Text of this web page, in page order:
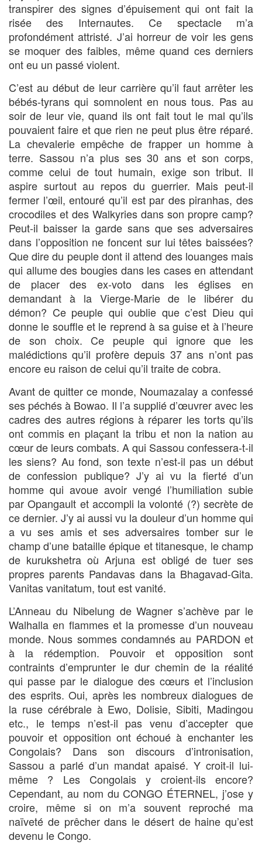
transpirer des signes d’épuisement qui ont fait la
risée des Internautes. Ce spectacle m’a
profondément attristé. J’ai horreur de voir les gens
se moquer des faibles, même quand ces derniers
ont eu un passé violent.
C’est au début de leur carrière qu’il faut arrêter les
bébés-tyrans qui somnolent en nous tous. Pas au
soir de leur vie, quand ils ont fait tout le mal qu’ils
pouvaient faire et que rien ne peut plus être réparé.
La chevalerie empêche de frapper un homme à
terre. Sassou n’a plus ses 30 ans et son corps,
comme celui de tout humain, exige son tribut. Il
aspire surtout au repos du guerrier. Mais peut-il
fermer l’œil, entouré qu’il est par des piranhas, des
crocodiles et des Walkyries dans son propre camp?
Peut-il baisser la garde sans que ses adversaires
dans l’opposition ne foncent sur lui têtes baissées?
Que dire du peuple dont il attend des louanges mais
qui allume des bougies dans les cases en attendant
de placer des ex-voto dans les églises en
demandant à la Vierge-Marie de le libérer du
démon? Ce peuple qui oublie que c’est Dieu qui
donne le souffle et le reprend à sa guise et à l’heure
de son choix. Ce peuple qui ignore que les
malédictions qu’il profère depuis 37 ans n’ont pas
encore eu raison de celui qu’il traite de cobra.
Avant de quitter ce monde, Noumazalay a confessé
ses péchés à Bowao. Il l’a supplié d’œuvrer avec les
cadres des autres régions à réparer les torts qu’ils
ont commis en plaçant la tribu et non la nation au
cœur de leurs combats. A qui Sassou confessera-t-il
les siens? Au fond, son texte n’est-il pas un début
de confession publique? J’y ai vu la fierté d’un
homme qui avoue avoir vengé l’humiliation subie
par Opangault et accompli la volonté (?) secrète de
ce dernier. J’y ai aussi vu la douleur d’un homme qui
a vu ses amis et ses adversaires tomber sur le
champ d’une bataille épique et titanesque, le champ
de kurukshetra où Arjuna est obligé de tuer ses
propres parents Pandavas dans la Bhagavad-Gita.
Vanitas vanitatum, tout est vanité.
L’Anneau du Nibelung de Wagner s’achève par le
Walhalla en flammes et la promesse d’un nouveau
monde. Nous sommes condamnés au PARDON et
à la rédemption. Pouvoir et opposition sont
contraints d’emprunter le dur chemin de la réalité
qui passe par le dialogue des cœurs et l’inclusion
des esprits. Oui, après les nombreux dialogues de
la ruse cérébrale à Ewo, Dolisie, Sibiti, Madingou
etc., le temps n’est-il pas venu d’accepter que
pouvoir et opposition ont échoué à enchanter les
Congolais? Dans son discours d’intronisation,
Sassou a parlé d’un mandat apaisé. Y croit-il lui-
même ? Les Congolais y croient-ils encore?
Cependant, au nom du CONGO ÉTERNEL, j’ose y
croire, même si on m’a souvent reproché ma
naïveté de prêcher dans le désert de haine qu’est
devenu le Congo.